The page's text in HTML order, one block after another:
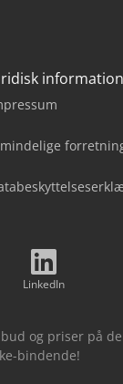
information
LinkedIn
og priser på
bindende!